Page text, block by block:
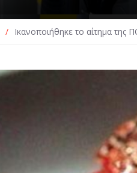
/ Ικανοποιήθηκε το αίτημα της